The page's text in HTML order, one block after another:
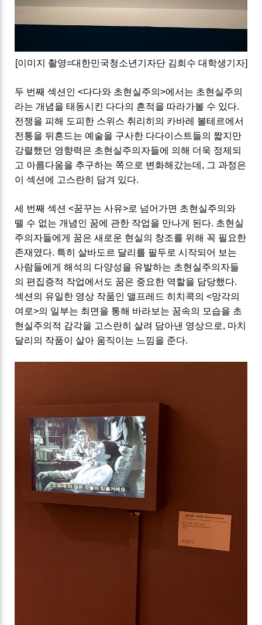
[이미지 촬영=대한민국청소년기자단 김희수 대학생기자]
두 번째 섹션인 <다다와 초현실주의>에서는 초현실주의
라는 개념을 태동시킨 다다의 흔적을 따라가볼 수 있다.
전쟁을 피해 도피한 스위스 취리히의 카바레 볼테르에서
전통을 뒤흔드는 예술을 구사한 다다이스트들의 짧지만
강렬했던 영향력은 초현실주의자들에 의해 더욱 정제되
고 아름다움을 추구하는 쪽으로 변화해갔는데, 그 과정은
이 섹션에 고스란히 담겨 있다.
세 번째 섹션 <꿈꾸는 사유>로 넘어가면 초현실주의와
뗄 수 없는 개념인 꿈에 관한 작업을 만나게 된다. 초현실
주의자들에게 꿈은 새로운 현실의 창조를 위해 꼭 필요한
존재였다. 특히 살바도르 달리를 필두로 시작되어 보는
사람들에게 해석의 다양성을 유발하는 초현실주의자들
의 편집증적 작업에서도 꿈은 중요한 역할을 담당했다.
섹션의 유일한 영상 작품인 앨프레드 히치콕의 <망각의
여로>의 일부는 최면을 통해 바라보는 꿈속의 모습을 초
현실주의적 감각을 고스란히 살려 담아낸 영상으로, 마치
달리의 작품이 살아 움직이는 느낌을 준다.